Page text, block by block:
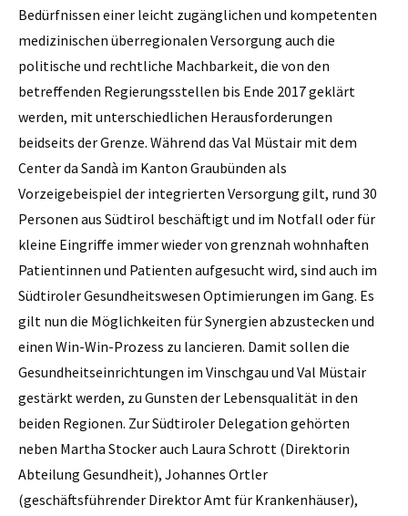
Bedürfnissen einer leicht zugänglichen und kompetenten
medizinischen überregionalen Versorgung auch die
politische und rechtliche Machbarkeit, die von den
betreffenden Regierungsstellen bis Ende 2017 geklärt
werden, mit unterschiedlichen Herausforderungen
beidseits der Grenze. Während das Val Müstair mit dem
Center da Sandà im Kanton Graubünden als
Vorzeigebeispiel der integrierten Versorgung gilt, rund 30
Personen aus Südtirol beschäftigt und im Notfall oder für
kleine Eingriffe immer wieder von grenznah wohnhaften
Patientinnen und Patienten aufgesucht wird, sind auch im
Südtiroler Gesundheitswesen Optimierungen im Gang. Es
gilt nun die Möglichkeiten für Synergien abzustecken und
einen Win-Win-Prozess zu lancieren. Damit sollen die
Gesundheitseinrichtungen im Vinschgau und Val Müstair
gestärkt werden, zu Gunsten der Lebensqualität in den
beiden Regionen. Zur Südtiroler Delegation gehörten
neben Martha ­Stocker auch Laura Schrott (Direktorin
Abteilung Gesundheit), Johannes Ortler
(geschäftsführender Direktor Amt für Krankenhäuser),